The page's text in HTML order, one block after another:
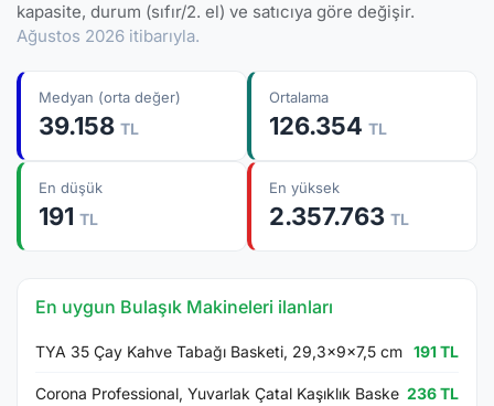
kapasite, durum (sıfır/2. el) ve satıcıya göre değişir.
Ağustos 2026 itibarıyla.
Medyan (orta değer)
39.158 TL
Ortalama
126.354 TL
En düşük
191 TL
En yüksek
2.357.763 TL
En uygun Bulaşık Makineleri ilanları
TYA 35 Çay Kahve Tabağı Basketi, 29,3x9x7,5 cm 191 TL
Corona Professional, Yuvarlak Çatal Kaşıklık Baske 236 TL